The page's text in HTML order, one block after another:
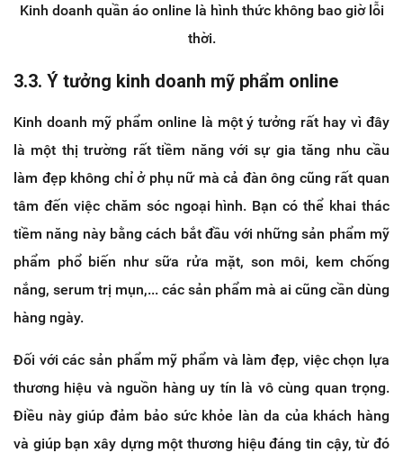
Kinh doanh quần áo online là hình thức không bao giờ lỗi
thời.
3.3. Ý tưởng kinh doanh mỹ phẩm online
Kinh doanh mỹ phẩm online là một ý tưởng rất hay vì đây
là một thị trường rất tiềm năng với sự gia tăng nhu cầu
làm đẹp không chỉ ở phụ nữ mà cả đàn ông cũng rất quan
tâm đến việc chăm sóc ngoại hình. Bạn có thể khai thác
tiềm năng này bằng cách bắt đầu với những sản phẩm mỹ
phẩm phổ biến như sữa rửa mặt, son môi, kem chống
nắng, serum trị mụn,... các sản phẩm mà ai cũng cần dùng
hàng ngày.
Đối với các sản phẩm mỹ phẩm và làm đẹp, việc chọn lựa
thương hiệu và nguồn hàng uy tín là vô cùng quan trọng.
Điều này giúp đảm bảo sức khỏe làn da của khách hàng
và giúp bạn xây dựng một thương hiệu đáng tin cậy, từ đó